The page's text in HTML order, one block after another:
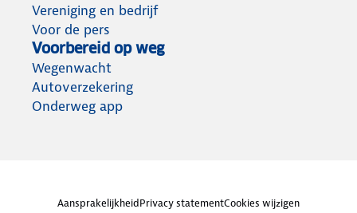
Vereniging en bedrijf
Voor de pers
Voorbereid op weg
Wegenwacht
Autoverzekering
Onderweg app
AansprakelijkheidPrivacy statementCookies wijzigen